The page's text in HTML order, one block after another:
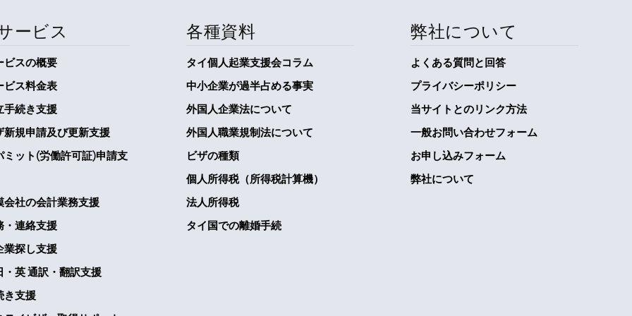
ービス
ビスの概要
ビス料金表
手続き支援
新規申請及び更新支援
ミット(労働許可証)申請支
会社の会計業務支援
・連絡支援
業探し支援
・英 通訳・翻訳支援
き支援
各種資料
タイ個人起業支援会コラム
中小企業が過半占める事実
外国人企業法について
外国人職業規制法について
ビザの種類
個人所得税（所得税計算機）
法人所得税
タイ国での離婚手続
弊社について
よくある質問と回答
プライバシーポリシー
当サイトとのリンク方法
一般お問い合わせフォーム
お申し込みフォーム
弊社について